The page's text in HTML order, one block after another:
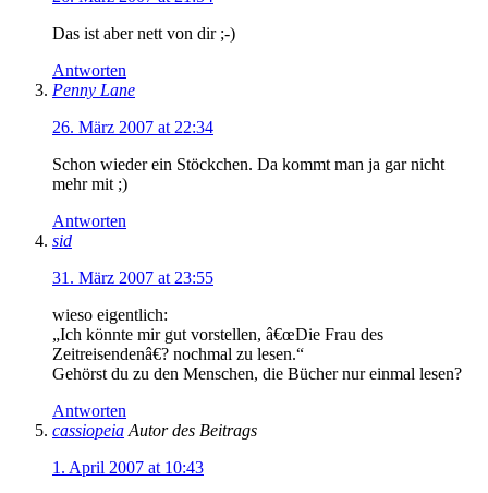
Das ist aber nett von dir ;-)
Antworten
Penny Lane
26. März 2007 at 22:34
Schon wieder ein Stöckchen. Da kommt man ja gar nicht
mehr mit ;)
Antworten
sid
31. März 2007 at 23:55
wieso eigentlich:
„Ich könnte mir gut vorstellen, â€œDie Frau des
Zeitreisendenâ€? nochmal zu lesen.“
Gehörst du zu den Menschen, die Bücher nur einmal lesen?
Antworten
cassiopeia Autor des Beitrags
1. April 2007 at 10:43